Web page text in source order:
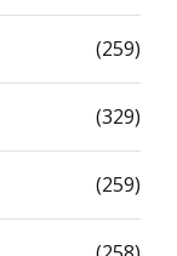
(259)
(329)
(259)